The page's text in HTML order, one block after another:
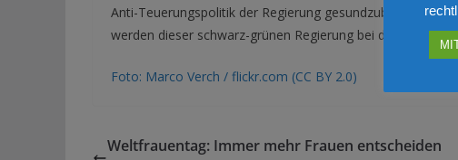
Anti-Teuerungspolitik der Regierung gesundzubeten.
werden dieser schwarz-grünen Regierung bei der nächsten
Foto: Marco Verch / flickr.com (CC BY 2.0)
Weltfrauentag: Immer mehr Frauen entscheiden